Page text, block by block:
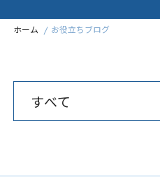
ホーム お役立ちブログ